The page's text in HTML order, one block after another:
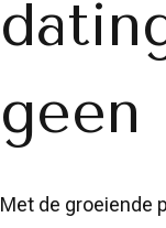
geen
Met de groeiende